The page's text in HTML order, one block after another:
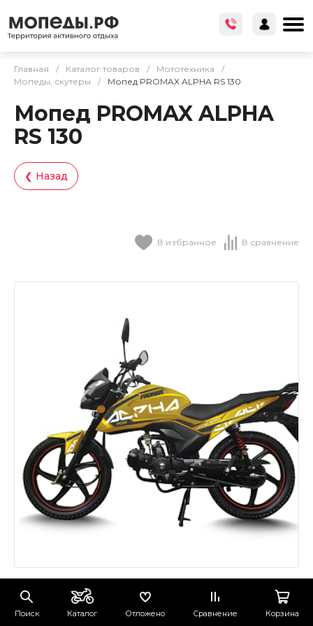
Поиск Каталог Отложено Сравнение Корзина
Главная / Каталог товаров / Мототехника
/
Мопеды, скутеры
/ Мопед PROMAX ALPHA RS 130
Мопед PROMAX ALPHA
RS 130
❮ Назад
В избранное В сравнение